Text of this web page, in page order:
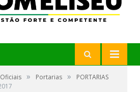
» Portarias »
PORTARIAS